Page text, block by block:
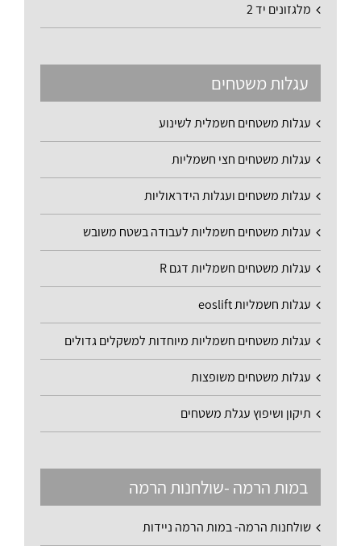
מלגזונים יד 2
עגלות משטחים
עגלות משטחים חשמלית לשינוע
עגלות משטחים חצי חשמליות
עגלות משטחים ועגלות הידראוליות
עגלות משטחים חשמליות לעבודה בשטח משובש
עגלות משטחים חשמליות דגם R
עגלות חשמליות eoslift
עגלות משטחים חשמליות מיוחדות למשקלים גדולים
עגלות משטחים משופצות
תיקון ושיפוץ עגלת משטחים
במות הרמה -שולחנות הרמה
שולחנות הרמה- במות הרמה ניידות